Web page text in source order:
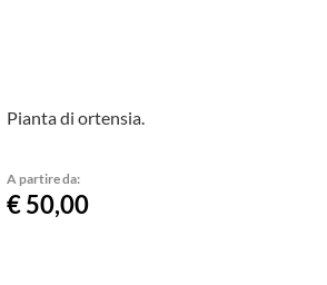
Pianta di ortensia.
A partire da:
€ 50,00